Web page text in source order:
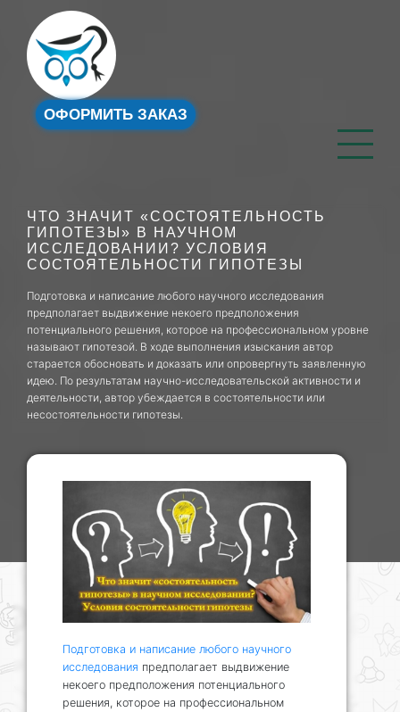
ОФОРМИТЬ ЗАКАЗ
ЧТО ЗНАЧИТ «СОСТОЯТЕЛЬНОСТЬ
ГИПОТЕЗЫ» В НАУЧНОМ
ИССЛЕДОВАНИИ? УСЛОВИЯ
СОСТОЯТЕЛЬНОСТИ ГИПОТЕЗЫ
Подготовка и написание любого научного исследования
предполагает выдвижение некоего предположения
потенциального решения, которое на профессиональном уровне
называют гипотезой. В ходе выполнения изыскания автор
старается обосновать и доказать или опровергнуть заявленную
идею. По результатам научно-исследовательской активности и
деятельности, автор убеждается в состоятельности или
несостоятельности гипотезы.
Подготовка и написание любого научного
исследования предполагает выдвижение
некоего предположения потенциального
решения, которое на профессиональном